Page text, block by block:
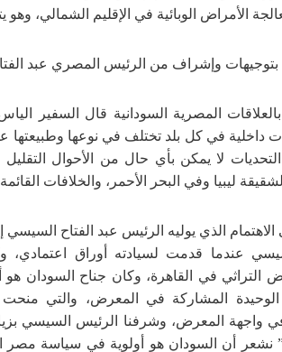
الأمراض الوبائية في الإقليم الشمالي،
بتوجيهات وإشراف من الرئيس المصري عبد
المصرية السودانية قال السفير
داخلية في كل بلد تختلف في نوعها وطبيعتها
التحديات لا يمكن بأي حال من الأحوال
ليبيا وفي البحر الأحمر، والخلافات
الذي يوليه الرئيس عبد الفتاح السيسي
عندما قدمت لسيادته أوراق اعتمادي،
التراثي في القاهرة، وكان جناح السودان
الوحيدة المشاركة في المعرض، والتي
واجهة المعرض، وشرفنا الرئيس السيسي
نشعر أن السودان هو أولوية في سياسة مصر